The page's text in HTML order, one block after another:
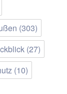
(303)
(27)
(10)